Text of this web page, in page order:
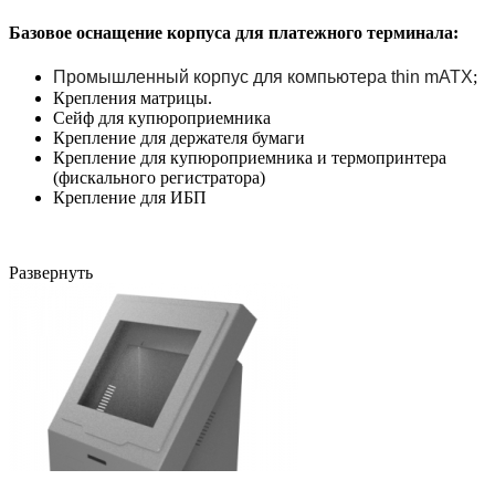
Базовое оснащение корпуса для платежного терминала:
Промышленный корпус для компьютера thin mATX;
Крепления матрицы.
Сейф для купюроприемника
Крепление для держателя бумаги
Крепление для купюроприемника и термопринтера
(фискального регистратора)
Крепление для ИБП
Развернуть